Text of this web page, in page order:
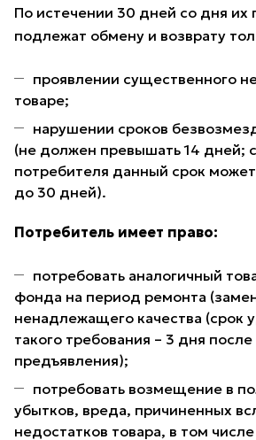
По истечении 30 дней со дня их
подлежат обмену и возврату
проявлении существенного
товаре;
нарушении сроков
(не должен превышать 14 дней; с
потребителя данный срок
до 30 дней).
Потребитель имеет право:
потребовать аналогичный
фонда на период ремонта
ненадлежащего качества (срок
такого требования – 3 дня после
предъявления);
потребовать возмещение в
убытков, вреда, причиненных
недостатков товара, в том